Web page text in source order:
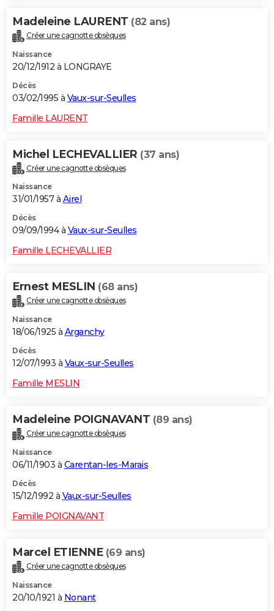
Madeleine LAURENT (82 ans)
Créer une cagnotte obsèques
Naissance
20/12/1912 à LONGRAYE
Décès
03/02/1995 à Vaux-sur-Seulles
Famille LAURENT
Michel LECHEVALLIER (37 ans)
Créer une cagnotte obsèques
Naissance
31/01/1957 à Airel
Décès
09/09/1994 à Vaux-sur-Seulles
Famille LECHEVALLIER
Ernest MESLIN (68 ans)
Créer une cagnotte obsèques
Naissance
18/06/1925 à Arganchy
Décès
12/07/1993 à Vaux-sur-Seulles
Famille MESLIN
Madeleine POIGNAVANT (89 ans)
Créer une cagnotte obsèques
Naissance
06/11/1903 à Carentan-les-Marais
Décès
15/12/1992 à Vaux-sur-Seulles
Famille POIGNAVANT
Marcel ETIENNE (69 ans)
Créer une cagnotte obsèques
Naissance
20/10/1921 à Nonant